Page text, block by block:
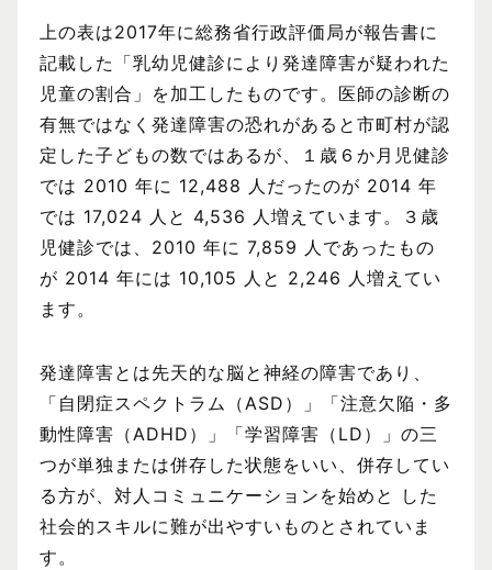
上の表は2017年に総務省行政評価局が報告書に
記載した「乳幼児健診により発達障害が疑われた
児童の割合」を加工したものです。医師の診断の
有無ではなく発達障害の恐れがあると市町村が認
定した子どもの数ではあるが、１歳６か月児健診
では 2010 年に 12,488 人だったのが 2014 年
では 17,024 人と 4,536 人増えています。３歳
児健診では、2010 年に 7,859 人であったもの
が 2014 年には 10,105 人と 2,246 人増えてい
ます。
発達障害とは先天的な脳と神経の障害であり、
「自閉症スペクトラム（ASD）」「注意欠陥・多
動性障害（ADHD）」「学習障害（LD）」の三
つが単独または併存した状態をいい、併存してい
る方が、対人コミュニケーションを始めと した
社会的スキルに難が出やすいものとされていま
す。